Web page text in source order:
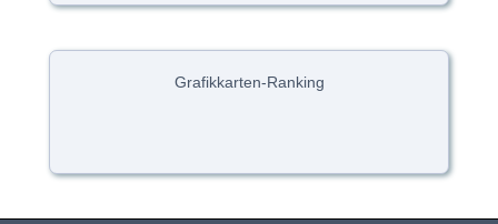
Grafikkarten-Ranking